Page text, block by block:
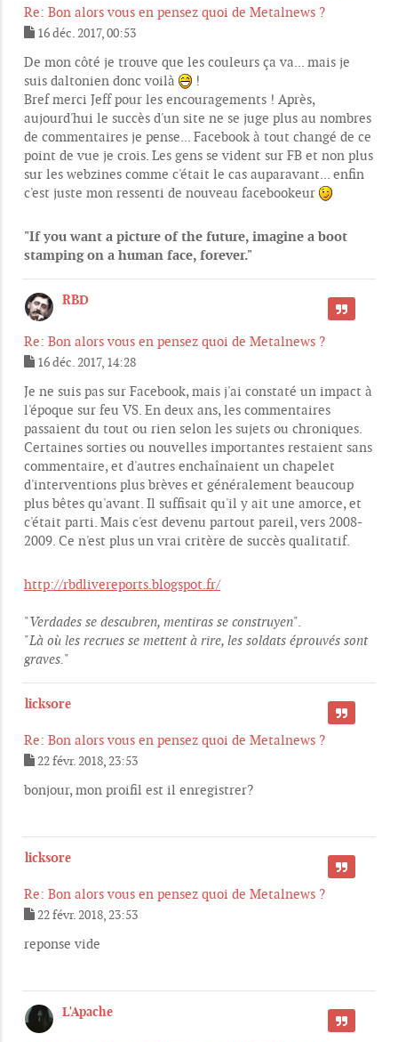
Re: Bon alors vous en pensez quoi de Metalnews ?
e
s
a
g
e
16 déc. 2017, 00:53
De mon côté je trouve que les couleurs ça va... mais je
suis daltonien donc voilà
!
Bref merci Jeff pour les encouragements ! Après,
aujourd'hui le succès d'un site ne se juge plus au nombres
de commentaires je pense... Facebook à tout changé de ce
point de vue je crois. Les gens se vident sur FB et non plus
sur les webzines comme c'était le cas auparavant... enfin
c'est juste mon ressenti de nouveau facebookeur
"If you want a picture of the future, imagine a boot
stamping on a human face, forever."
RBD
Re: Bon alors vous en pensez quoi de Metalnews ?
CITER
e
s
s
a
g
16 déc. 2017, 14:28
Je ne suis pas sur Facebook, mais j'ai constaté un impact à
l'époque sur feu VS. En deux ans, les commentaires
passaient du tout ou rien selon les sujets ou chroniques.
Certaines sorties ou nouvelles importantes restaient sans
commentaire, et d'autres enchaînaient un chapelet
d'interventions plus brèves et généralement beaucoup
plus bêtes qu'avant. Il suffisait qu'il y ait une amorce, et
c'était parti. Mais c'est devenu partout pareil, vers 2008-
2009. Ce n'est plus un vrai critère de succès qualitatif.
http://rbdlivereports.blogspot.fr/
"Verdades se descubren, mentiras se construyen".
"Là où les recrues se mettent à rire, les soldats éprouvés sont
graves."
licks0re
Re: Bon alors vous en pensez quoi de Metalnews ?
CITER
e
e
22 févr. 2018, 23:53
bonjour, mon proifil est il enregistrer?
licks0re
Re: Bon alors vous en pensez quoi de Metalnews ?
CITER
e
e
22 févr. 2018, 23:53
reponse vide
L'Apache
CITER